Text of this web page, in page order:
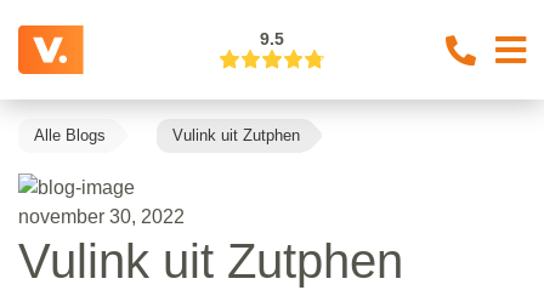
9.5
Alle Blogs Vulink uit Zutphen
november 30, 2022
Vulink uit Zutphen